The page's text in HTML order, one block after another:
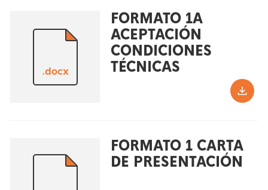
.docx
FORMATO 1A
ACEPTACIÓN
CONDICIONES
TÉCNICAS
FORMATO 1 CARTA
DE PRESENTACIÓN